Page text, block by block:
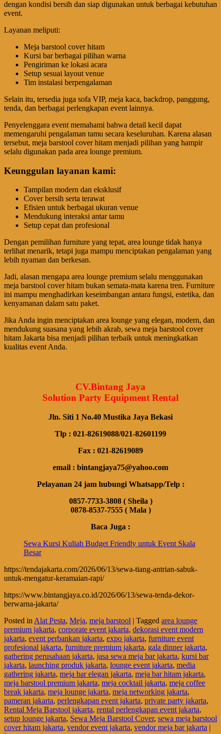
dengan kondisi bersih dan siap digunakan untuk berbagai kebutuhan
event.
Layanan meliputi:
Meja barstool cover hitam
Kursi bar berbagai pilihan warna
Pengiriman ke lokasi acara
Setup sesuai layout venue
Tim instalasi berpengalaman
Selain itu, tersedia juga sofa VIP, meja kaca, backdrop, panggung,
tenda, dan berbagai perlengkapan event lainnya.
Penyelenggara event memahami bahwa detail kecil dapat
memengaruhi pengalaman tamu secara keseluruhan. Karena alasan
tersebut, meja barstool cover hitam menjadi pilihan yang hampir
selalu digunakan pada area lounge premium.
Keunggulan layanan kami:
Tampilan modern dan eksklusif
Cover bersih serta terawat
Efisien untuk berbagai ukuran venue
Mendukung interaksi antar tamu
Setup cepat dan profesional
Dengan pemilihan furniture yang tepat, area lounge tidak hanya
terlihat menarik, tetapi juga mampu menciptakan pengalaman yang
lebih nyaman dan berkesan.
Jadi, alasan mengapa area lounge premium selalu menggunakan
meja barstool cover hitam bukan semata-mata karena tren. Furniture
ini mampu menghadirkan keseimbangan antara fungsi, estetika, dan
kenyamanan dalam satu paket.
Jika Anda ingin menciptakan area lounge yang elegan, modern, dan
mendukung suasana yang lebih akrab, sewa meja barstool cover
hitam Jakarta bisa menjadi pilihan terbaik untuk meningkatkan
kualitas event Anda.
CV.Bintang Jaya
Solution Party Equipment Rental
Jln. Siti 1 No.40 Mustika Jaya Bekasi
Tlp : 021-82619088/021-82601199
Fax : 021-82619089
email : bintangjaya75@yahoo.com
Pelayanan 24 jam hubungi Whatsapp/Telp :
0857-7733-3808 ( Sheila )
0878-8537-7555 ( Mala )
Baca Juga :
Sewa Kursi Kuliah Budget Friendly untuk Event Skala
Besar
https://tendajakarta.com/2026/06/13/sewa-tiang-antrian-sabuk-
untuk-mengatur-keramaian-rapi/
https://www.bintangjaya.co.id/2026/06/13/sewa-tenda-dekor-
berwarna-jakarta/
Posted in Alat Pesta, Meja, meja barstool | Tagged area lounge
premium jakarta, corporate event jakarta, dekorasi event modern
jakarta, event perbankan jakarta, expo jakarta, furniture event
profesional jakarta, furniture premium jakarta, gala dinner jakarta,
gathering perusahaan jakarta, jasa sewa meja bar jakarta, kursi bar
jakarta, launching produk jakarta, lounge event jakarta, media
gathering jakarta, meja bar elegan jakarta, meja bar hitam jakarta,
meja barstool premium jakarta, meja cocktail jakarta, meja coffee
break jakarta, meja lounge jakarta, meja networking jakarta,
pameran jakarta, perlengkapan event jakarta, private party jakarta,
Rental Meja Barstool jakarta, rental perlengkapan event jakarta,
setup lounge jakarta, Sewa Meja Barstool Cover, sewa meja barstool
cover hitam jakarta, vendor event jakarta, vendor meja bar jakarta |